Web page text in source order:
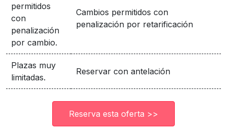
permitidos
con
penalización
por cambio.
Cambios permitidos con
penalización por retarificación
Plazas muy
limitadas.
Reservar con antelación
Reserva esta oferta >>